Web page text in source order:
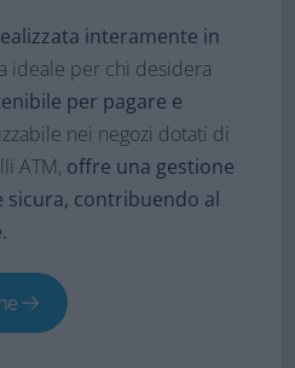
interamente in
ideale per chi desidera
per pagare e
nei negozi dotati di
ATM, offre una gestione
sicura, contribuendo al